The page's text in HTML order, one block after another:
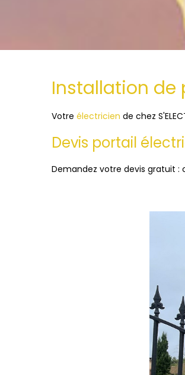
Installation de
Votre électricien de chez
Devis portail
Demandez votre devis gratuit